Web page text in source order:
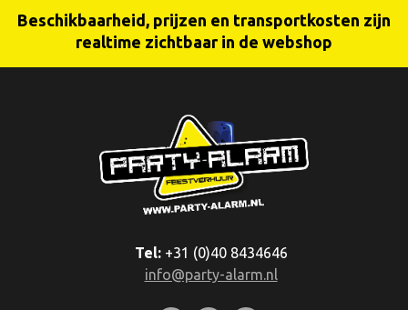
Beschikbaarheid, prijzen en transportkosten zijn
realtime zichtbaar in de webshop
Tel:+31 (0)40 8434646
info@party-alarm.nl